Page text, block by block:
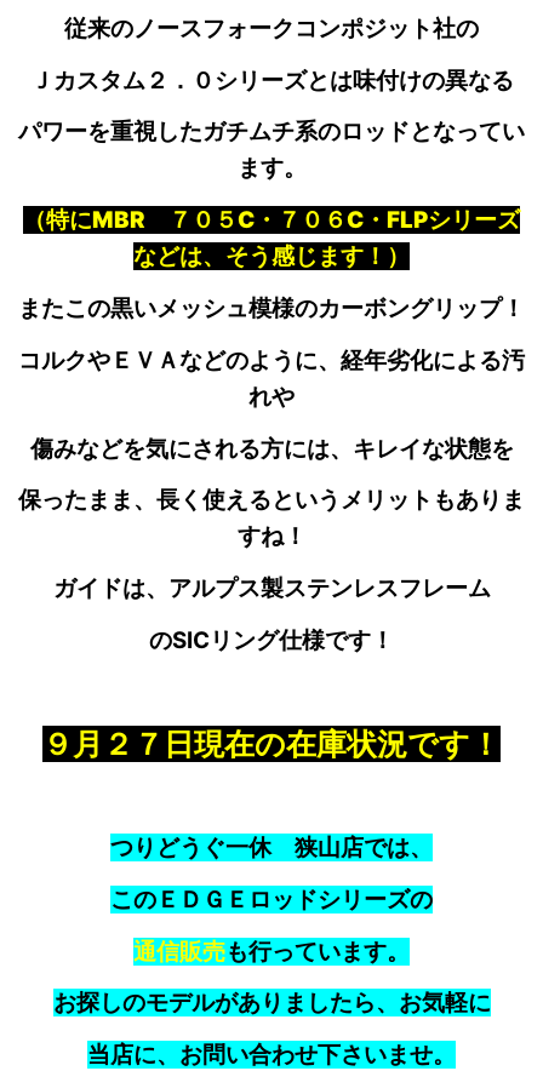
従来のノースフォークコンポジット社の
Ｊカスタム２．０シリーズとは味付けの異なる
パワーを重視したガチムチ系のロッドとなってい
ます。
（特にMBR ７０５C・７０６C・FLPシリーズ
などは、そう感じます！）
またこの黒いメッシュ模様のカーボングリップ！
コルクやＥＶＡなどのように、経年劣化による汚
れや
傷みなどを気にされる方には、キレイな状態を
保ったまま、長く使えるというメリットもありま
すね！
ガイドは、アルプス製ステンレスフレーム
のSICリング仕様です！
９月２７日現在の在庫状況です！
つりどうぐ一休 狭山店では、
このＥＤＧＥロッドシリーズの
通信販売も行っています。
お探しのモデルがありましたら、お気軽に
当店に、お問い合わせ下さいませ。